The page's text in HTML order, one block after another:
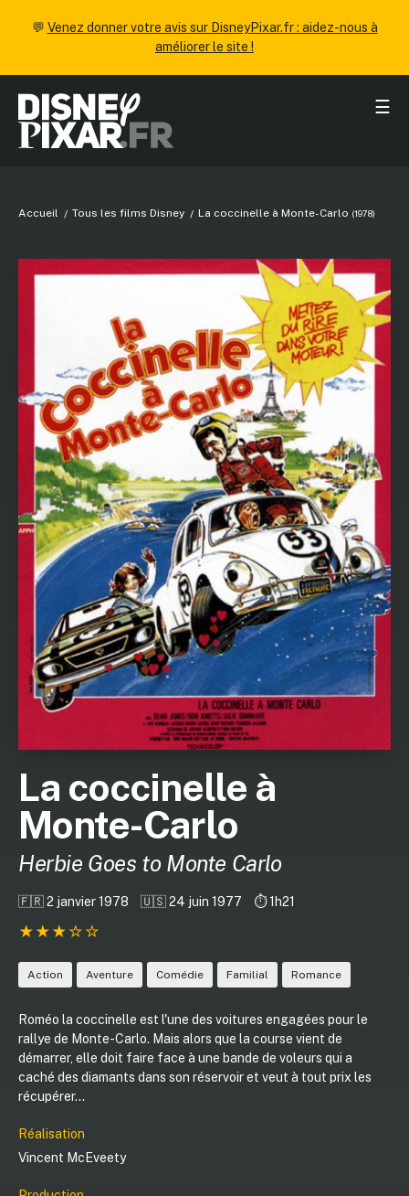
💬 Venez donner votre avis sur DisneyPixar.fr : aidez-nous à
améliorer le site !
☰
Accueil Tous les films Disney La coccinelle à Monte-Carlo (1978)
La coccinelle à
Monte-Carlo
Herbie Goes to Monte Carlo
🇫🇷 2 janvier 1978 🇺🇸 24 juin 1977 ⏱️ 1h21
Action Aventure Comédie Familial Romance
Roméo la coccinelle est l'une des voitures engagées pour le
rallye de Monte-Carlo. Mais alors que la course vient de
démarrer, elle doit faire face à une bande de voleurs qui a
caché des diamants dans son réservoir et veut à tout prix les
récupérer...
Réalisation
Vincent McEveety